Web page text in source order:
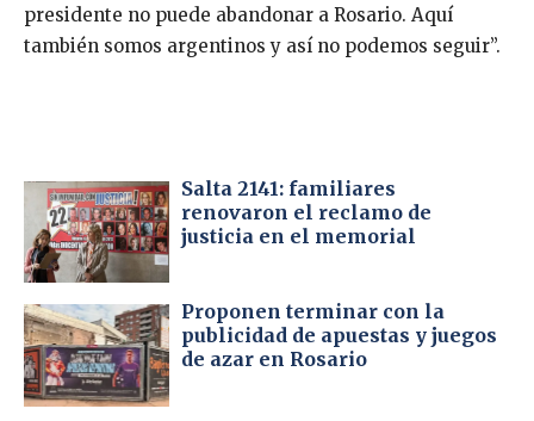
presidente no puede abandonar a Rosario. Aquí
también somos argentinos y así no podemos seguir”.
Salta 2141: familiares
renovaron el reclamo de
justicia en el memorial
Proponen terminar con la
publicidad de apuestas y juegos
de azar en Rosario